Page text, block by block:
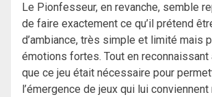
Le Pionfesseur, en revanche, semble
de faire exactement ce qu’il prétend
d’ambiance, très simple et limité mais
émotions fortes. Tout en reconnaissant
que ce jeu était nécessaire pour
l’émergence de jeux qui lui